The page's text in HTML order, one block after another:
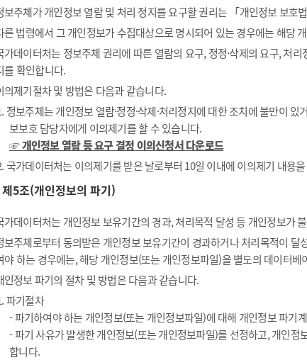
주체가 개인정보 열람 및 처리 정지를 요구할 권리는 「개인정보 보호
법령에서 그 개인정보가 수집대상으로 명시되어 있는 경우에는 해당
데이터처는 정보주체 권리에 따른 열람의 요구, 정정·삭제의 요구, 처
를 확인합니다.
제기절차 및 방법은 다음과 같습니다.
정보주체는 개인정보 열람·정정·삭제·처리정지에 대한 조치에 불만이
보보호 담당자에게 이의제기를 할 수 있습니다.
☞ 개인정보 열람 등 요구 결정 이의신청서 다운로드
국가데이터처는 이의제기를 받은 날로부터 10일 이내에 이의제기 내용
제5조(개인정보의 파기)
데이터처는 개인정보 보유기간의 경과, 처리목적 달성 등 개인정보가
주체로부터 동의받은 개인정보 보유기간이 경과하거나 처리목적이 달
야 하는 경우에는, 해당 개인정보(또는 개인정보파일)을 별도의 데이터
정보 파기의 절차 및 방법은 다음과 같습니다.
파기절차
- 파기하여야 하는 개인정보(또는 개인정보파일)에 대해 개인정보 파기
- 파기 사유가 발생한 개인정보(또는 개인정보파일)를 선정하고, 개인
합니다.